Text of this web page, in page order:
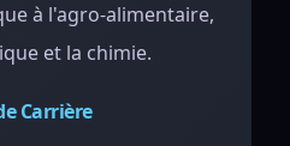
à l'agro-alimentaire,
et la chimie.
Carrière